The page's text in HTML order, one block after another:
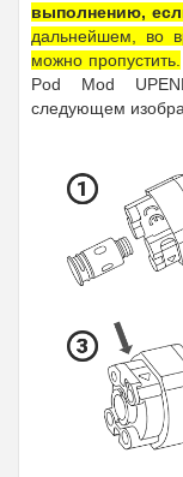
выполнению,
дальнейшем, во
можно пропустить.
Pod Mod
следующем